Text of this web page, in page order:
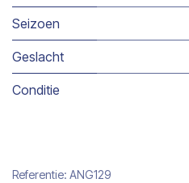
Seizoen
Geslacht
Conditie
Referentie: ANG129